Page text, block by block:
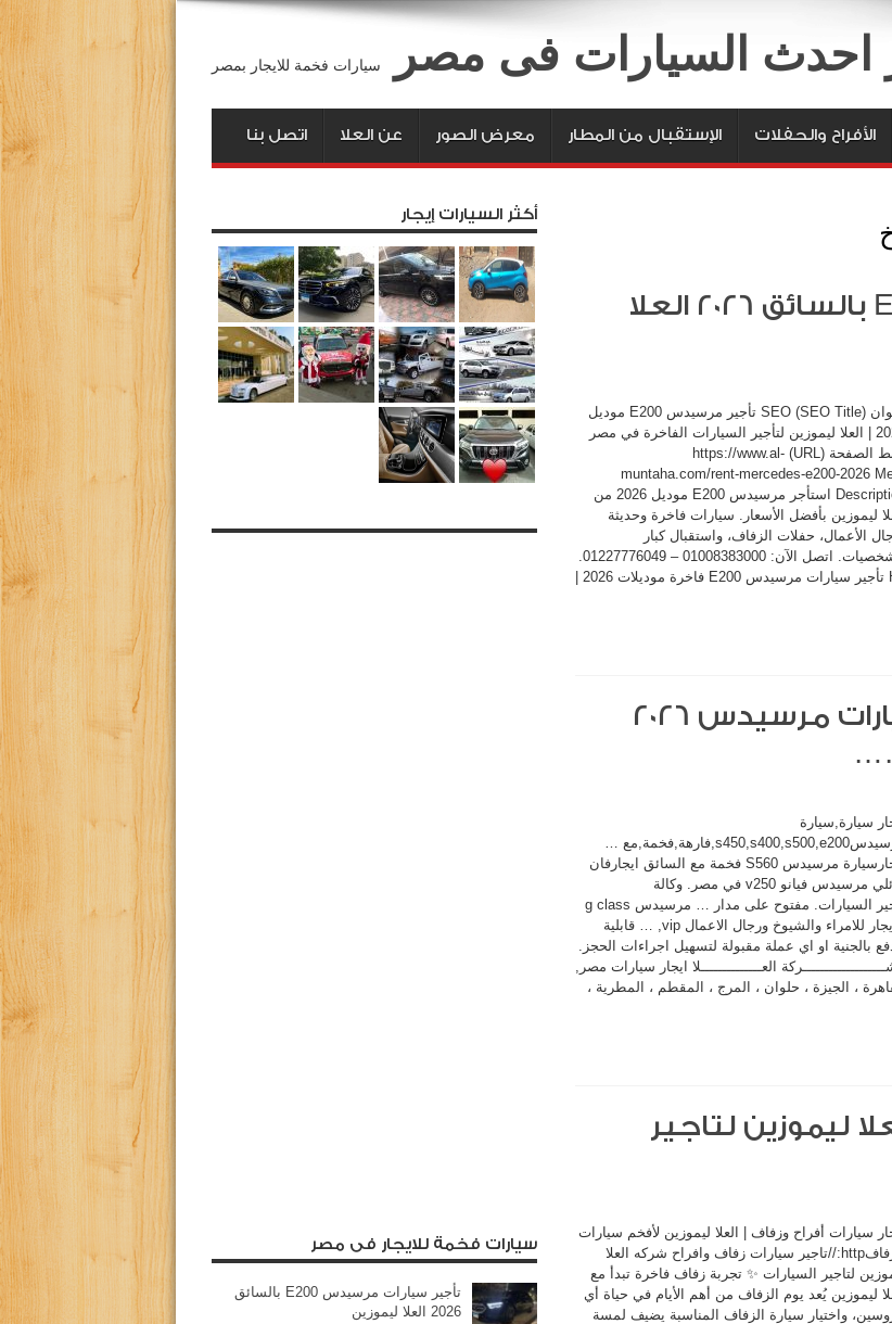
احدث السيارات فى مصر سيارات فخمة للايجار بمصر
الأفراح والحفلات الإستقبال من المطار معرض الصور عن العلا اتصل بنا
تأجير سيارات مرسيدس E200 بالسائق 2026 العلا
عنوان SEO (SEO Title) تأجير مرسيدس E200 موديل
2026 | العلا ليموزين لتأجير السيارات الفاخرة في مصر
رابط الصفحة (URL) https://www.al-
muntaha.com/rent-mercedes-e200-2026
Description استأجر مرسيدس E200 موديل 2026 من
ليموزين بأفضل الأسعار. سيارات فاخرة وحديثة
الأعمال، حفلات الزفاف، واستقبال كبار
الشخصيات. اتصل الآن: 01008383000 – 01227776049.
العلا ليمو لتأجير احدث سيارات مرسيدس 2026
سيارة,سيارة
مرسيدسs450,s400,s500,e200,فارهة,فخمة,مع …
ايجارسيارة مرسيدس S560 فخمة مع السائق ايجارفان
عائلي مرسيدس فيانو v250 في مصر. وكالة
تأجير السيارات. مفتوح على مدار … مرسيدس g class
للايجار للامراء والشيوخ ورجال الاعمال vip, … قابلية
بالجنية او اي عملة مقبولة لتسهيل اجراءات الحجز.
العــــــــــــــلا ايجار سيارات مصر,
، الجيزة ، حلوان ، المرج ، المقطم ، المطرية ،
ليموزين لتاجير
سيارات أفراح وزفاف | العلا ليموزين لأفخم سيارات
الزفافhttp://تاجير سيارات زفاف وافراح شركه العلا
لتاجير السيارات ✨ تجربة زفاف فاخرة تبدأ مع
ليموزين يُعد يوم الزفاف من أهم الأيام في حياة أي
واختيار سيارة الزفاف المناسبة يضيف لمسة
أكثر السيارات إيجار
سيارات فخمة للايجار فى مصر
تأجير سيارات مرسيدس E200 بالسائق
2026 العلا ليموزين